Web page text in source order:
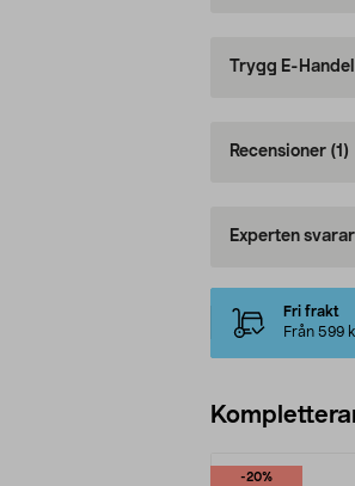
Trygg E-Handel
Recensioner (1)
Experten svarar
Fri frakt
Från 599
-20%